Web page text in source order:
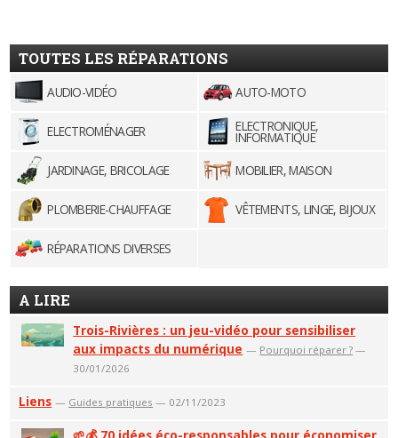
TOUTES LES RÉPARATIONS
AUDIO-VIDÉO AUTO-MOTO
ELECTROMÉNAGER ELECTRONIQUE,
INFORMATIQUE
JARDINAGE, BRICOLAGE
MOBILIER, MAISON
PLOMBERIE-CHAUFFAGE VÊTEMENTS, LINGE, BIJOUX
RÉPARATIONS DIVERSES
A LIRE
Trois-Rivières : un jeu-vidéo pour sensibiliser
aux impacts du numérique — Pourquoi réparer ? —
30/01/2026
Liens — Guides pratiques — 02/11/2023